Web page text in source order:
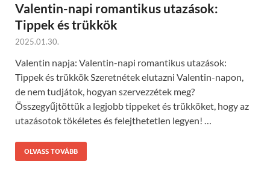
Valentin-napi romantikus utazások:
Tippek és trükkök
2025.01.30.
Valentin napja: Valentin-napi romantikus utazások:
Tippek és trükkök Szeretnétek elutazni Valentin-napon,
de nem tudjátok, hogyan szervezzétek meg?
Összegyűjtöttük a legjobb tippeket és trükköket, hogy az
utazásotok tökéletes és felejthetetlen legyen! …
OLVASS TOVÁBB